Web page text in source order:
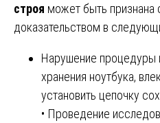
строя может быть
доказательством в
Нарушение процедуры
хранения ноутбука,
установить цепочку
• Проведение